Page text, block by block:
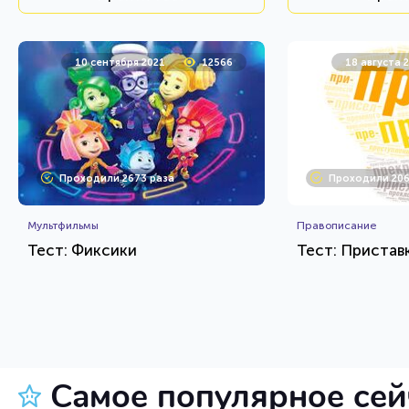
10 сентября 2021 12566
Проходили 2673 раза
Мультфильмы
Тест: Фиксики
18 августа
Проходили
Правописание
Тест:
Самое популярное